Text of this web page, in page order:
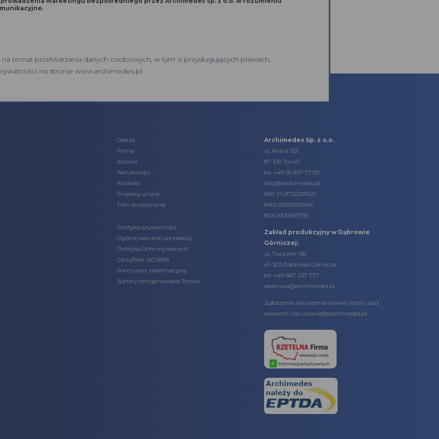
temat przetwarzania danych osobowych, w tym o przysługujących prawach,
na stronie www.archimedes.pl
Oferta
Firma
Kariera
Aktualności
Kontakt
Projekty unijne
Pliki do pobrania
Polityka prywatności
Ogólne warunki sprzedaży
Polityka Ochrony danych
Certyfikat ISO 9001
Formularz reklamacyjny
Sortery rentgenowskie Tomra
Archimedes Sp. z o.o.
ul. Polna 133
87-100 Toruń
tel. +48 56 657 73 00
info@archimedes.pl
NIP: PL8792281621
KRS: 0000026946
BDO 000093735
Zakład produkcyjny w Dąbrowie
Górniczej:
ul. Tworzeń 136
41-303 Dąbrowa Górnicza
tel. +48 667 257 777
dabrowa@archimedes.pl
Zgłoszenie naruszenia prawa (wzór) pod
adresem: naruszenie@archimedes.pl